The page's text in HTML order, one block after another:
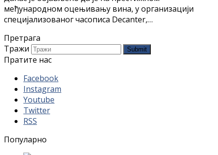
међународном оцењивању вина, у организацији
специјализованог часописа Decanter,…
Претрага
Тражи
Submit
Пратите нас
Facebook
Instagram
Youtube
Twitter
RSS
Популарно